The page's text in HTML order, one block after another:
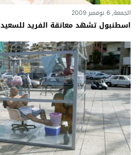
الجمعة, 6 نوفمبر 2009
اسطنبول تشهد معانقة الفريد للسعيد